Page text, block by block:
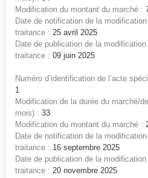
Modification du montant du marché :
Date de notification de la
traitance : 25 avril 2025
Date de publication de la
traitance : 09 juin 2025
Numéro d’identification de l’acte
1
Modification de la durée du marché/
mois) : 33
Modification du montant du marché :
Date de notification de la
traitance : 16 septembre 2025
Date de publication de la
traitance : 20 novembre 2025